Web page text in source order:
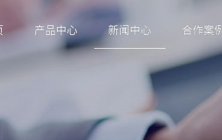
产品中心 新闻中心 合作案例